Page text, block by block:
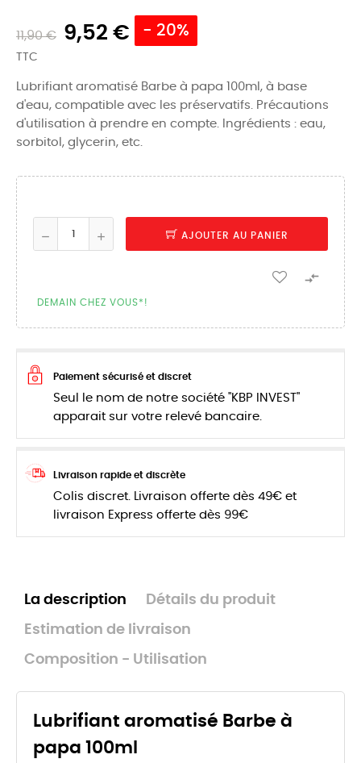
11,90 € 9,52 € - 20%
TTC
Lubrifiant aromatisé Barbe à papa 100ml, à base
d'eau, compatible avec les préservatifs. Précautions
d'utilisation à prendre en compte. Ingrédients : eau,
sorbitol, glycerin, etc.
AJOUTER AU PANIER

DEMAIN CHEZ VOUS*!
Paiement sécurisé et discret
Seul le nom de notre société "KBP INVEST"
apparait sur votre relevé bancaire.
Livraison rapide et discrète
Colis discret. Livraison offerte dès 49€ et
livraison Express offerte dès 99€
La description Détails du produit
Estimation de livraison
Composition - Utilisation
Lubrifiant aromatisé Barbe à
papa 100ml